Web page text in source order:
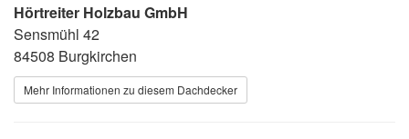
Hörtreiter Holzbau GmbH
Sensmühl 42
84508 Burgkirchen
Mehr Informationen zu diesem Dachdecker